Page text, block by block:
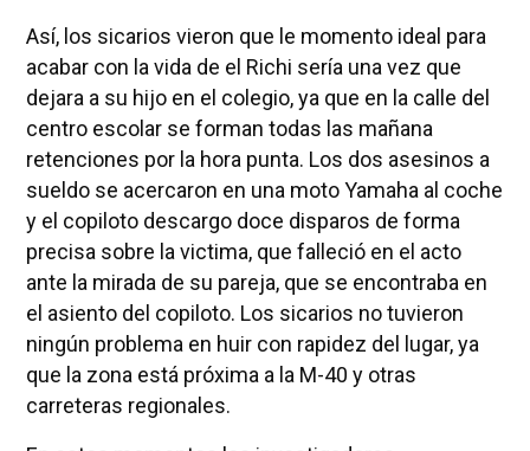
Así, los sicarios vieron que le momento ideal para
acabar con la vida de el Richi sería una vez que
dejara a su hijo en el colegio, ya que en la calle del
centro escolar se forman todas las mañana
retenciones por la hora punta. Los dos asesinos a
sueldo se acercaron en una moto Yamaha al coche
y el copiloto descargo doce disparos de forma
precisa sobre la victima, que falleció en el acto
ante la mirada de su pareja, que se encontraba en
el asiento del copiloto. Los sicarios no tuvieron
ningún problema en huir con rapidez del lugar, ya
que la zona está próxima a la M-40 y otras
carreteras regionales.